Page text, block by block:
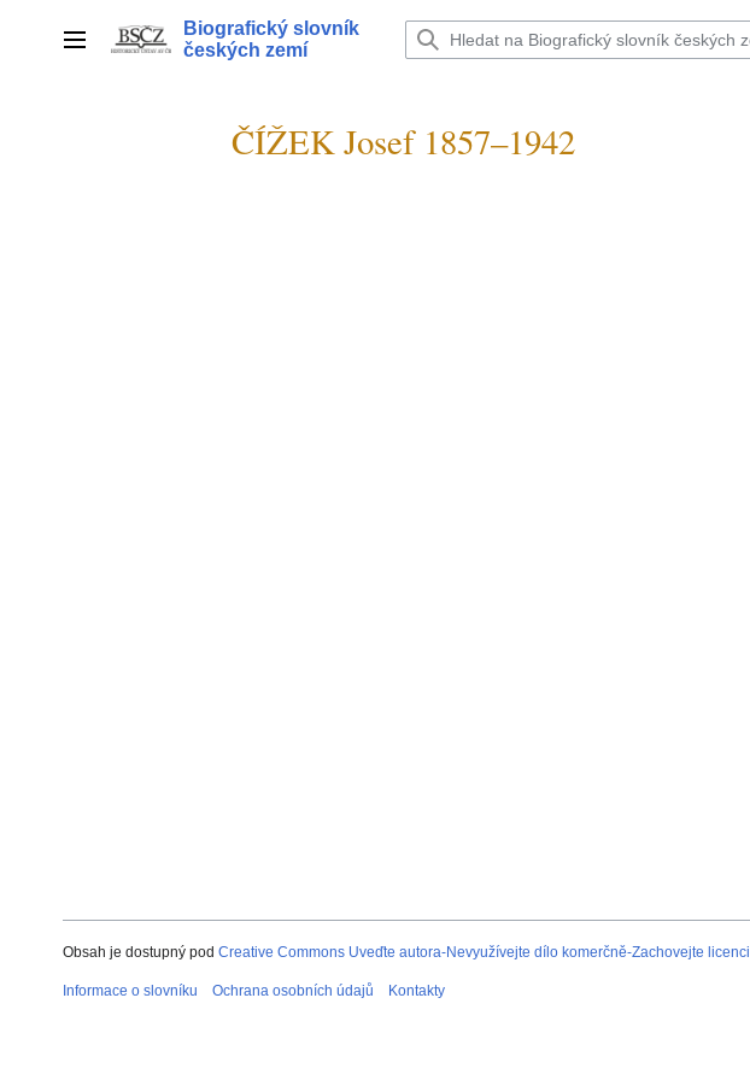
Hlavní menu
Biografický slovník
českých zemí
ČÍŽEK Josef 1857–1942
Obsah je dostupný pod Creative Commons Uveďte autora-Nevyužívejte dílo komerčně-Zachovejte licenci
Informace o slovníku Ochrana osobních údajů Kontakty